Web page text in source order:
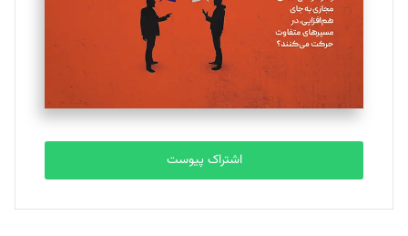
ملینا جعفری
تحریریه
مصطفی مسجدی آرانی
تحریریه
بابک نقاش
تحریریه
اشتراک پیوست